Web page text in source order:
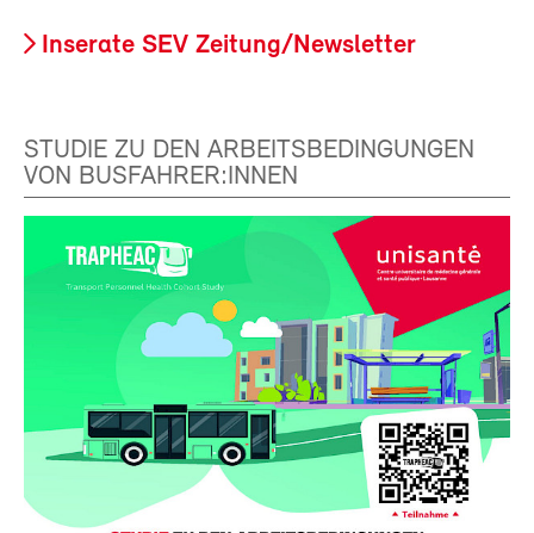
Inserate SEV Zeitung/Newsletter
STUDIE ZU DEN ARBEITSBEDINGUNGEN
VON BUSFAHRER:INNEN